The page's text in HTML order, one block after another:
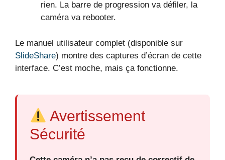
rien. La barre de progression va défiler, la
caméra va rebooter.
Le manuel utilisateur complet (disponible sur
SlideShare) montre des captures d’écran de cette
interface. C’est moche, mais ça fonctionne.
Avertissement
Sécurité